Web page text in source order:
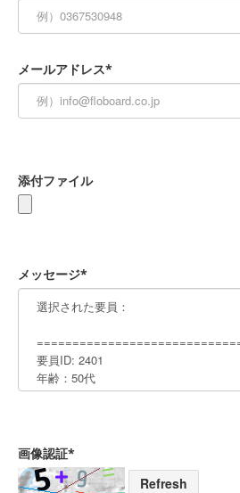
メールアドレス*
添付ファイル
メッセージ*
画像認証*
Refresh